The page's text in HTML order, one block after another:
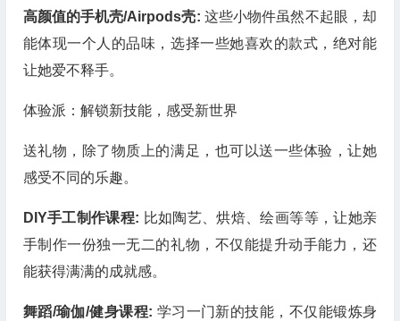
高颜值的手机壳/Airpods壳: 这些小物件虽然不起眼，却
能体现一个人的品味，选择一些她喜欢的款式，绝对能
让她爱不释手。
体验派：解锁新技能，感受新世界
送礼物，除了物质上的满足，也可以送一些体验，让她
感受不同的乐趣。
DIY手工制作课程: 比如陶艺、烘焙、绘画等等，让她亲
手制作一份独一无二的礼物，不仅能提升动手能力，还
能获得满满的成就感。
舞蹈/瑜伽/健身课程: 学习一门新的技能，不仅能锻炼身